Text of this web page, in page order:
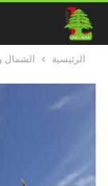
الرئيسية الشمال